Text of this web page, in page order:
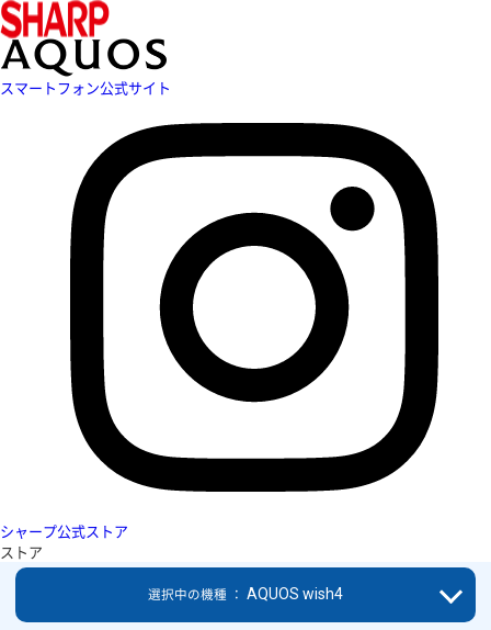
スマートフォン公式サイト
シャープ公式ストア
ストア
選択中の機種 ： AQUOS wish4